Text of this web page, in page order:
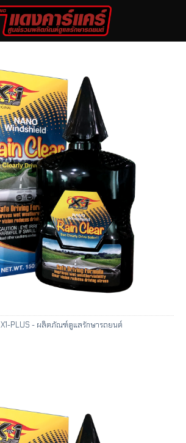
X1-PLUS - ผลิตภัณฑ์ดูแลรักษารถยนต์